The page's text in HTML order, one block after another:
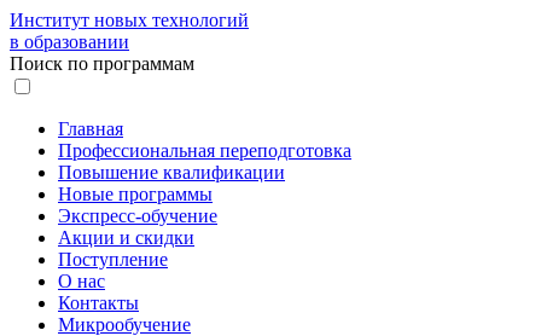
Институт новых технологий
в образовании
Поиск по программам
Главная
Профессиональная переподготовка
Повышение квалификации
Новые программы
Экспресс-обучение
Акции и скидки
Поступление
О нас
Контакты
Микрообучение